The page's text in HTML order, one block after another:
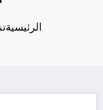
الرئيسية